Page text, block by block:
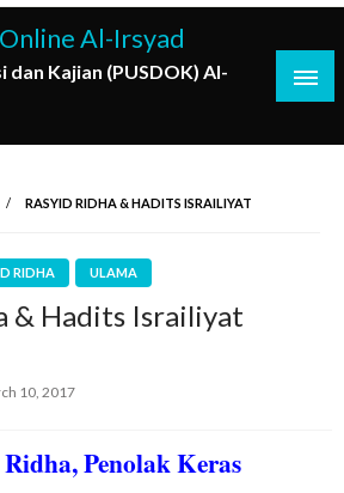
Al-Irsyad
Kajian (PUSDOK) Al-
RASYID RIDHA & HADITS ISRAILIYAT
RIDHA ULAMA
& Hadits Israiliyat
10, 2017
Penolak Keras